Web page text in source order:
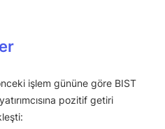
işlem gününe göre BIST
pozitif getiri